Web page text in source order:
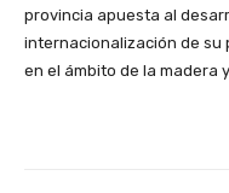
provincia apuesta al
internacionalización de su
en el ámbito de la madera